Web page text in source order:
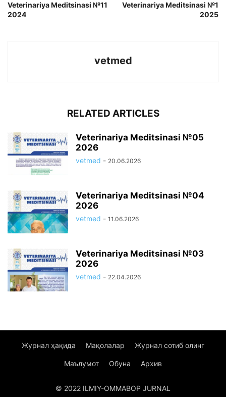
Veterinariya Meditsinasi №11
2024
Veterinariya Meditsinasi №1
2025
vetmed
RELATED ARTICLES
Veterinariya Meditsinasi №05
2026
vetmed - 20.06.2026
Veterinariya Meditsinasi №04
2026
vetmed - 11.06.2026
Veterinariya Meditsinasi №03
2026
vetmed - 22.04.2026
Журнал ҳақида Мақолалар Журнал сотиб олинг
Маълумот Обуна Архив
© 2022 ILMIY-OMMABOP JURNAL